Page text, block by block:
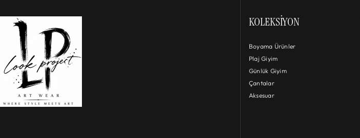
KOLEKSIYON
Boyama Ürünler
Plaj Giyim
Günlük Giyim
Çantalar
Aksesuar